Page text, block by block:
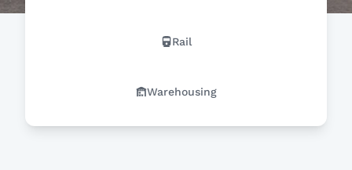
Rail
Warehousing